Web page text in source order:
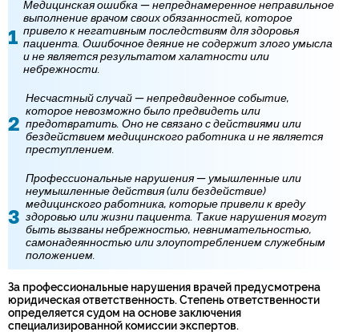
Медицинская ошибка — непреднамеренное неправильное
выполнение врачом своих обязанностей, которое
привело к негативным последствиям для здоровья
пациента. Ошибочное деяние не содержит злого умысла
и не является результатом халатности или
небрежности.
Несчастный случай — непредвиденное событие,
которое невозможно было предвидеть или
предотвратить. Оно не связано с действиями или
бездействием медицинского работника и не является
преступлением.
Профессиональные нарушения — умышленные или
неумышленные действия (или бездействие)
медицинского работника, которые привели к вреду
здоровью или жизни пациента. Такие нарушения могут
быть вызваны небрежностью, невнимательностью,
самонадеянностью или злоупотреблением служебным
положением.
За профессиональные нарушения врачей предусмотрена
юридическая ответственность. Степень ответственности
определяется судом на основе заключения
специализированной комиссии экспертов.